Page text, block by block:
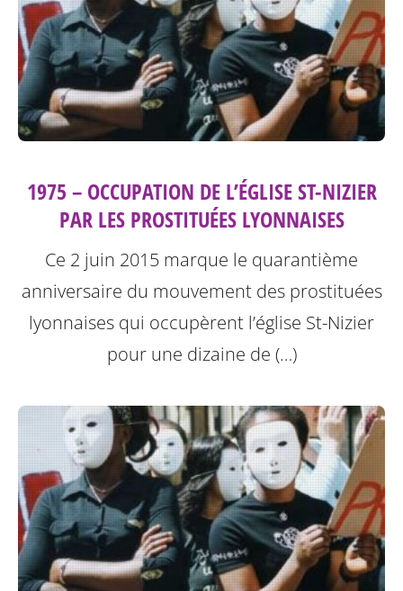
1975 – OCCUPATION DE L’ÉGLISE ST-NIZIER
PAR LES PROSTITUÉES LYONNAISES
Ce 2 juin 2015 marque le quarantième
anniversaire du mouvement des prostituées
lyonnaises qui occupèrent l’église St-Nizier
pour une dizaine de (…)